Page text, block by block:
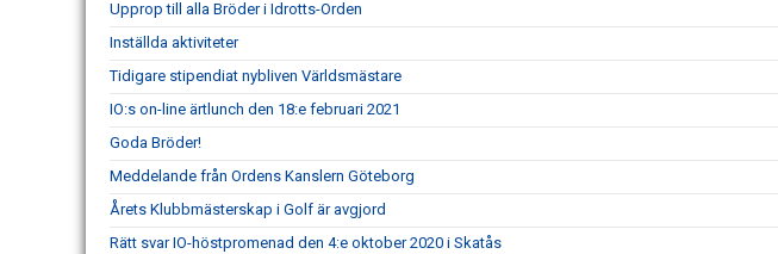
Upprop till alla Bröder i Idrotts-Orden
Inställda aktiviteter
Tidigare stipendiat nybliven Världsmästare
IO:s on-line ärtlunch den 18:e februari 2021
Goda Bröder!
Meddelande från Ordens Kanslern Göteborg
Årets Klubbmästerskap i Golf är avgjord
Rätt svar IO-höstpromenad den 4:e oktober 2020 i Skatås